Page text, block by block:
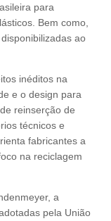
para
Bem como,
ao
inéditos na
e o design para
reinserção de
técnicos e
fabricantes a
na reciclagem
a
pela União